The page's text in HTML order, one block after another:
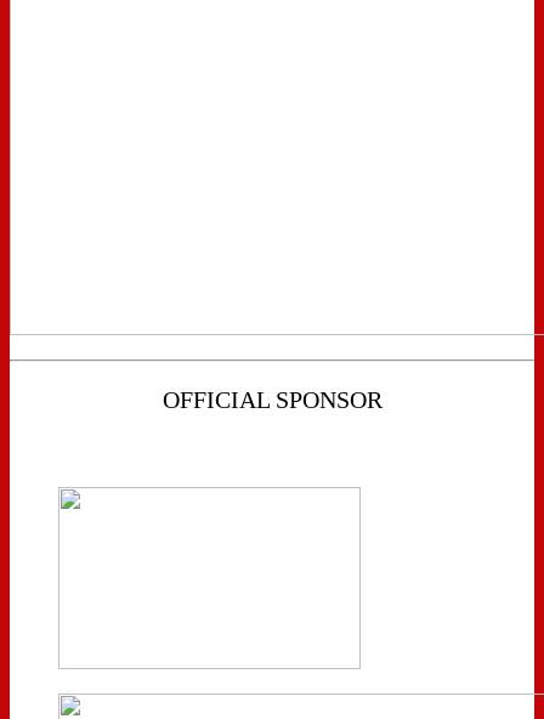
OFFICIAL SPONSOR